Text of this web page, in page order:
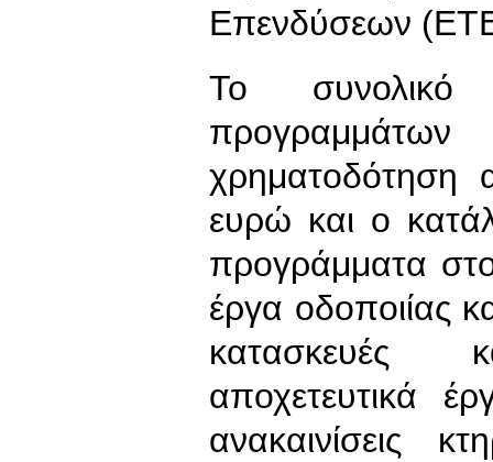
Επενδύσεων
Το συνολικό
χρηματοδότηση
ευρώ και ο
προγράμματα
έργα οδοποιίας
κατασκευές
αποχετευτικά
ανακαινίσεις